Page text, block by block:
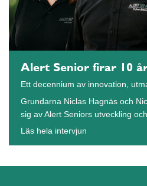
Alert Senior firar 10
Ett decennium av innovation,
Grundarna Niclas Hagnäs och
sig av Alert Seniors utveckling
Läs hela intervjun